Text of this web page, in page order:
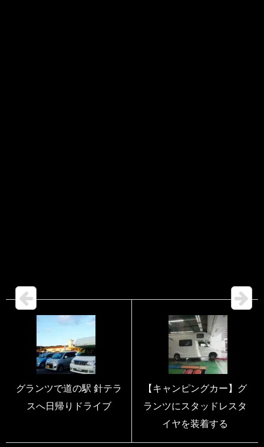
グランツで道の駅 針テラ
スへ日帰りドライブ
【キャンピングカー】グ
ランツにスタッドレスタ
イヤを装着する